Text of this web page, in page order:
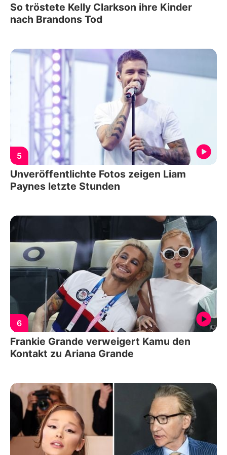
So tröstete Kelly Clarkson ihre Kinder
nach Brandons Tod
5
Unveröffentlichte Fotos zeigen Liam
Paynes letzte Stunden
6
Frankie Grande verweigert Kamu den
Kontakt zu Ariana Grande